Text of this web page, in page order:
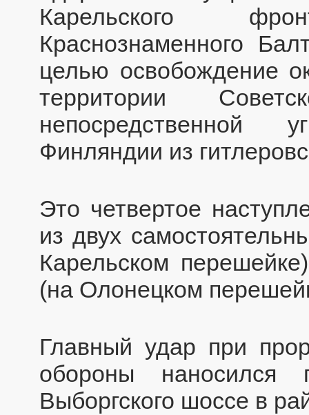
Карельского
Краснознаменного
целью освобождение
территории
непосредственной
Финляндии из
Это четвертое
из двух
Карельском
(на Олонецком
Главный удар при
обороны наносился
Выборгского шоссе в